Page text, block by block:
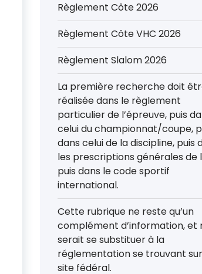
Règlement Côte 2026
Règlement Côte VHC 2026
Règlement Slalom 2026
La première recherche doit
réalisée dans le règlement
particulier de l’épreuve, puis
celui du championnat/coupe,
dans celui de la discipline, puis
les prescriptions générales de
puis dans le code sportif
international.
Cette rubrique ne reste qu’un
complément d’information, et
serait se substituer à la
réglementation se trouvant
site fédéral.